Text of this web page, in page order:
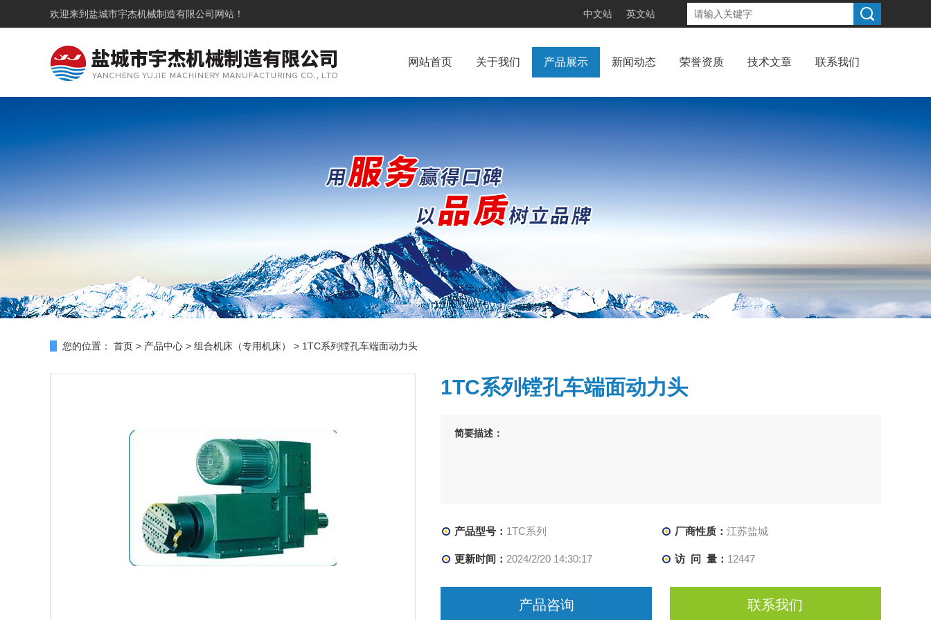
欢迎来到 盐城市宇杰机械制造有限公司 网站！ 中文站 英文站
网站首页 关于我们 产品展示 新闻动态 荣誉资质 技术文章 联系我们
您的位置： 首页 > 产品中心 > 组合机床（专用机床） > 1TC系列镗孔车端面动力头
1TC系列镗孔车端面动力头
简要描述：
产品型号： 1TC系列 厂商性质： 江苏盐城
更新时间： 2024/2/20 14:30:17 访 问 量： 12447
产品咨询 联系我们